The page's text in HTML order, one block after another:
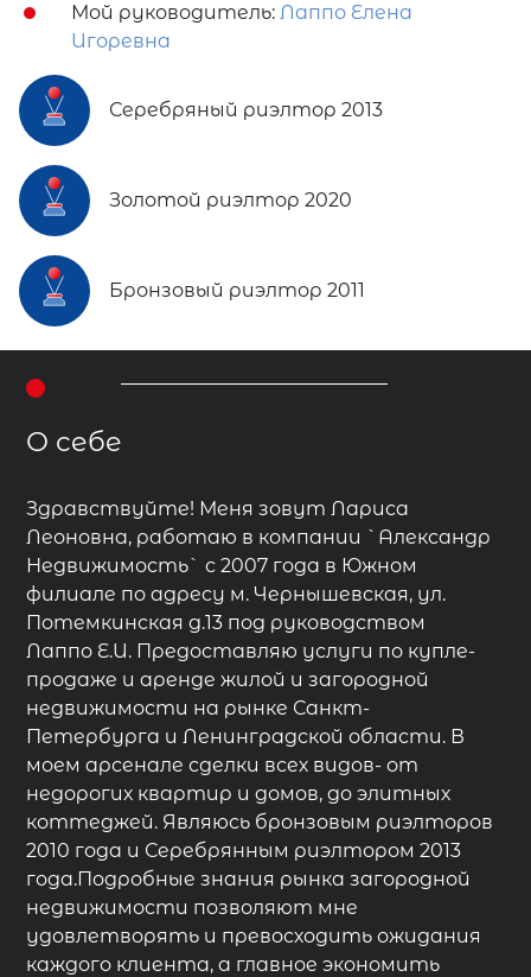
Мой руководитель: Лаппо Елена
Игоревна
Серебряный риэлтор 2013
Золотой риэлтор 2020
Бронзовый риэлтор 2011
О себе
Здравствуйте! Меня зовут Лариса
Леоновна, работаю в компании `Александр
Недвижимость` с 2007 года в Южном
филиале по адресу м. Чернышевская, ул.
Потемкинская д.13 под руководством
Лаппо Е.И. Предоставляю услуги по купле-
продаже и аренде жилой и загородной
недвижимости на рынке Санкт-
Петербурга и Ленинградской области. В
моем арсенале сделки всех видов- от
недорогих квартир и домов, до элитных
коттеджей. Являюсь бронзовым риэлторов
2010 года и Серебрянным риэлтором 2013
года.Подробные знания рынка загородной
недвижимости позволяют мне
удовлетворять и превосходить ожидания
каждого клиента, а главное экономить